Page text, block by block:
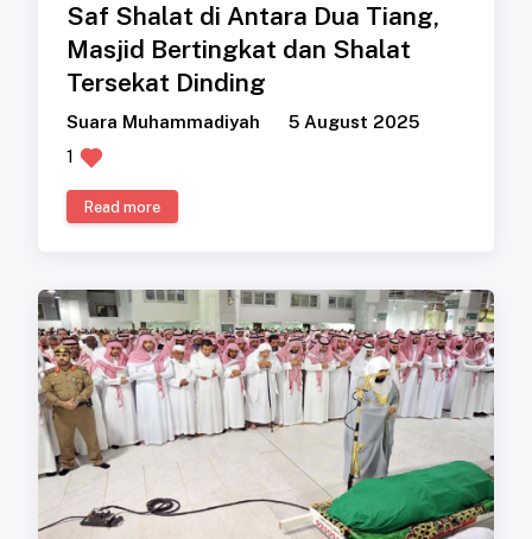
Saf Shalat di Antara Dua Tiang,
Masjid Bertingkat dan Shalat
Tersekat Dinding
Suara Muhammadiyah
5 August 2025
1
Read more